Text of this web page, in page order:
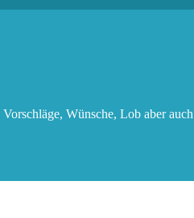
Wünsche, Lob aber